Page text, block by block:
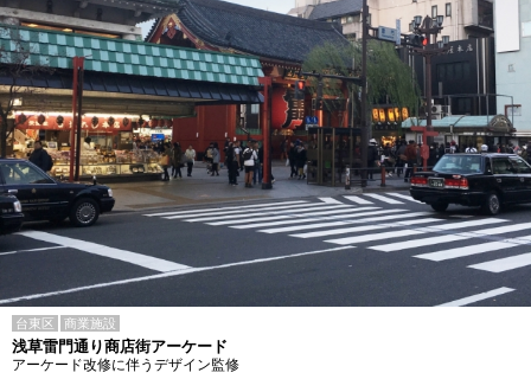
台東区 商業施設
浅草雷門通り商店街アーケード
アーケード改修に伴うデザイン監修